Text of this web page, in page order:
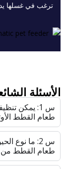
ترغب في غسلها
الأسئلة
س 1: يمكن
طعام القطط
س 2: ما نوع
طعام القطط من